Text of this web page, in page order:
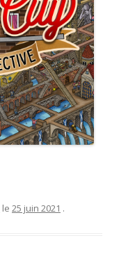
le 25 juin 2021 .